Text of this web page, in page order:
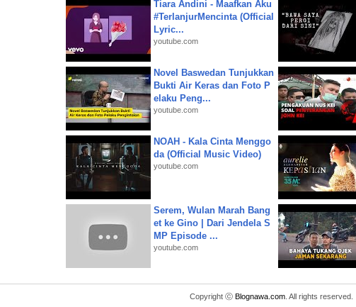
Tiara Andini - Maafkan Aku
#TerlanjurMencinta (Official
Lyric...
youtube.com
Novel Baswedan Tunjukkan
Bukti Air Keras dan Foto P
elaku Peng...
youtube.com
NOAH - Kala Cinta Menggo
da (Official Music Video)
youtube.com
Serem, Wulan Marah Bang
et ke Gino | Dari Jendela S
MP Episode ...
youtube.com
Copyright ⓒ Blognawa.com. All rights reserved.